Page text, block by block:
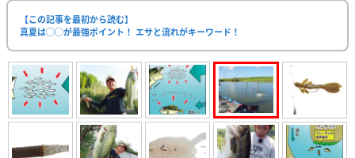
【この記事を最初から読む】
真夏は◯◯が最強ポイント！ エサと流れがキーワード！